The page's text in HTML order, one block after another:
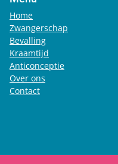
Home
Zwangerschap
Bevalling
Kraamtijd
Anticonceptie
Over ons
Contact